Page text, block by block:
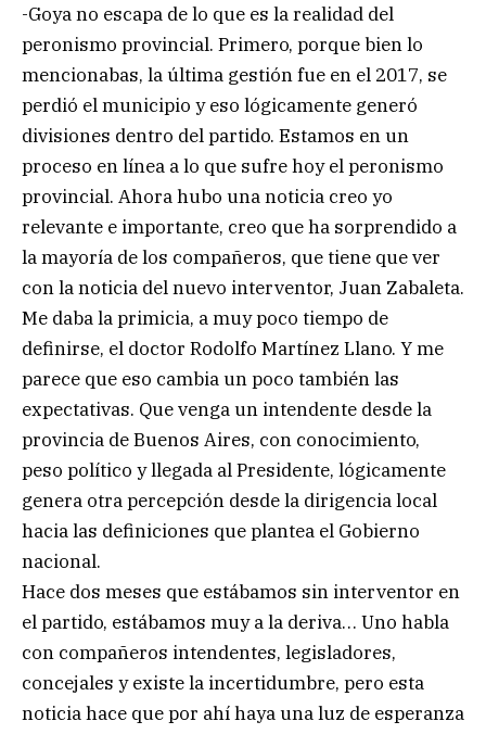
-Goya no escapa de lo que es la realidad del
peronismo provincial. Primero, porque bien lo
mencionabas, la última gestión fue en el 2017, se
perdió el municipio y eso lógicamente generó
divisiones dentro del partido. Estamos en un
proceso en línea a lo que sufre hoy el peronismo
provincial. Ahora hubo una noticia creo yo
relevante e importante, creo que ha sorprendido a
la mayoría de los compañeros, que tiene que ver
con la noticia del nuevo interventor, Juan Zabaleta.
Me daba la primicia, a muy poco tiempo de
definirse, el doctor Rodolfo Martínez Llano. Y me
parece que eso cambia un poco también las
expectativas. Que venga un intendente desde la
provincia de Buenos Aires, con conocimiento,
peso político y llegada al Presidente, lógicamente
genera otra percepción desde la dirigencia local
hacia las definiciones que plantea el Gobierno
nacional.
Hace dos meses que estábamos sin interventor en
el partido, estábamos muy a la deriva… Uno habla
con compañeros intendentes, legisladores,
concejales y existe la incertidumbre, pero esta
noticia hace que por ahí haya una luz de esperanza